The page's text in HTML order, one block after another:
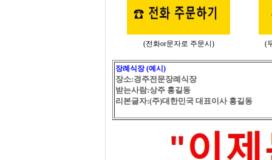
(전화or문자로 주문시) (
장례식장 (예시)
장소:경주전문장례식장
받는사람:상주 홍길동
리본글자:(주)대한민국 대표이사 홍길동